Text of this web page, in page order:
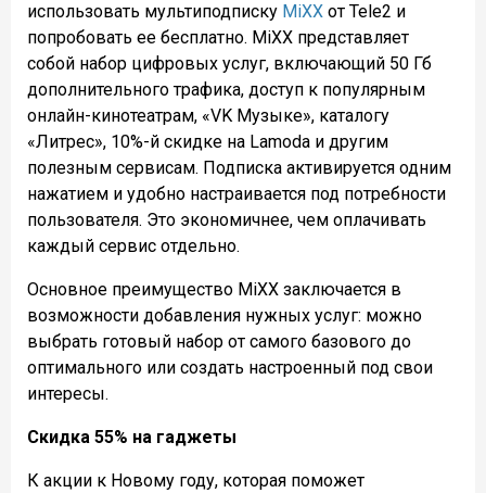
использовать мультиподписку MiXX от Tele2 и
попробовать ее бесплатно. MiXX представляет
собой набор цифровых услуг, включающий 50 Гб
дополнительного трафика, доступ к популярным
онлайн-кинотеатрам, «VK Музыке», каталогу
«Литрес», 10%-й скидке на Lamoda и другим
полезным сервисам. Подписка активируется одним
нажатием и удобно настраивается под потребности
пользователя. Это экономичнее, чем оплачивать
каждый сервис отдельно.
Основное преимущество MiXX заключается в
возможности добавления нужных услуг: можно
выбрать готовый набор от самого базового до
оптимального или создать настроенный под свои
интересы.
Скидка 55% на гаджеты
К акции к Новому году, которая поможет